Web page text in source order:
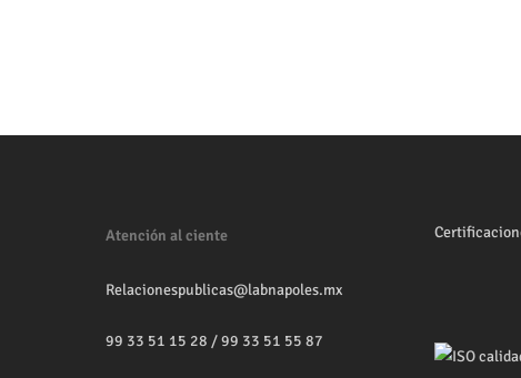
Atención al ciente
Relacionespublicas@labnapoles.mx
99 33 51 15 28 /99 33 51 55 87